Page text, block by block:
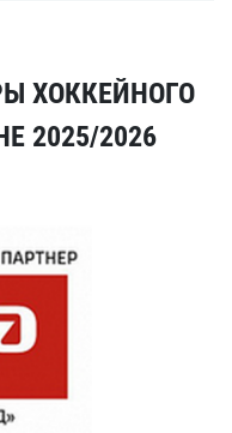
ХОККЕЙНОГО
2025/2026